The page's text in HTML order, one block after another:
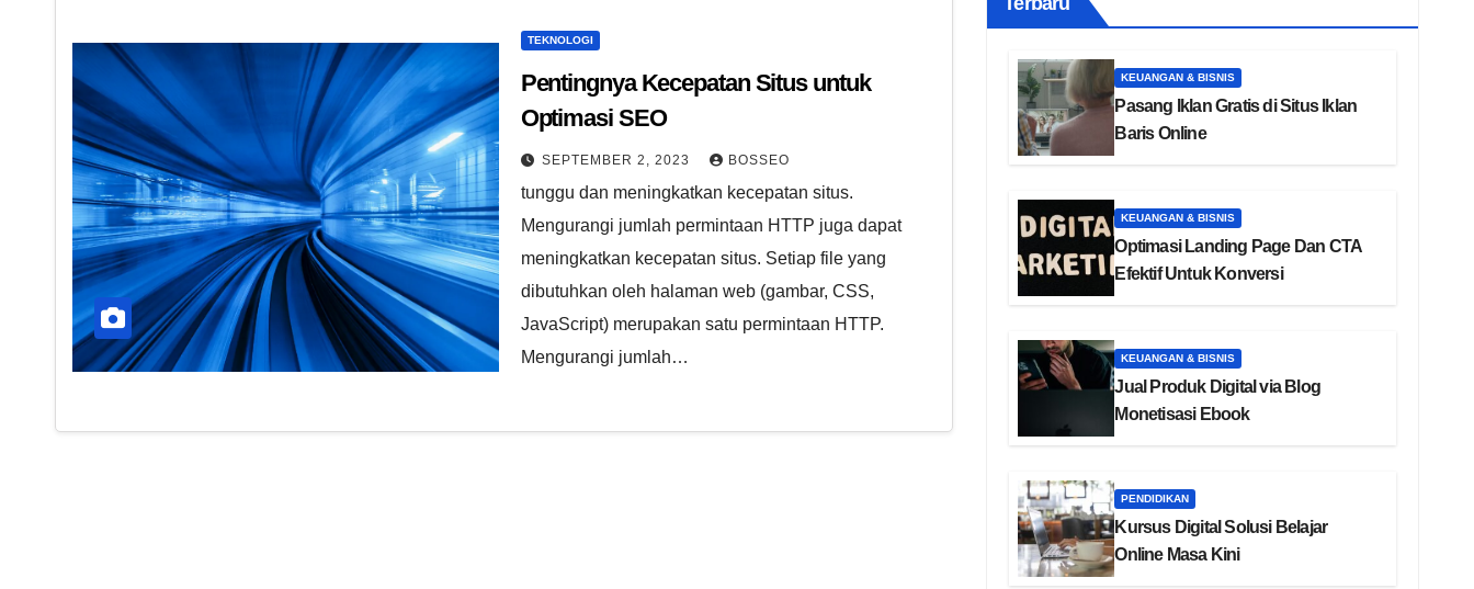
TEKNOLOGI
Pentingnya Kecepatan Situs untuk
Optimasi SEO
SEPTEMBER 2, 2023 BOSSEO
tunggu dan meningkatkan kecepatan situs.
Mengurangi jumlah permintaan HTTP juga dapat
meningkatkan kecepatan situs. Setiap file yang
dibutuhkan oleh halaman web (gambar, CSS,
JavaScript) merupakan satu permintaan HTTP.
Mengurangi jumlah…
KEUANGAN & BISNIS
Pasang Iklan Gratis di Situs Iklan
Baris Online
KEUANGAN & BISNIS
Optimasi Landing Page Dan CTA
Efektif Untuk Konversi
KEUANGAN & BISNIS
Jual Produk Digital via Blog
Monetisasi Ebook
PENDIDIKAN
Kursus Digital Solusi Belajar
Online Masa Kini